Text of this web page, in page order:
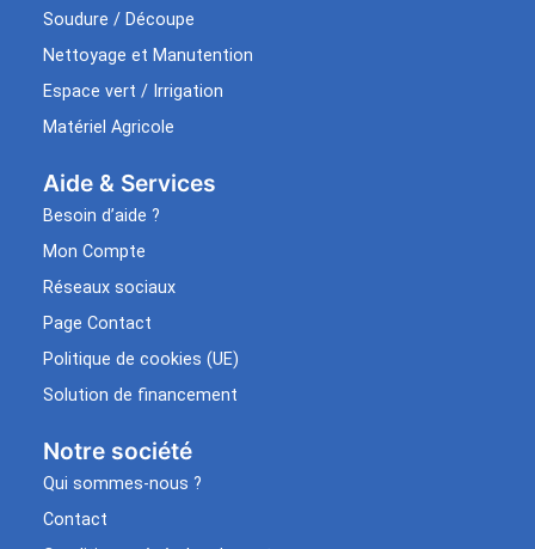
Soudure / Découpe
Nettoyage et Manutention
Espace vert / Irrigation
Matériel Agricole
Aide & Services​
Besoin d’aide ?
Mon Compte
Réseaux sociaux
Page Contact
Politique de cookies (UE)
Solution de financement
Notre société
Qui sommes-nous ?
Contact